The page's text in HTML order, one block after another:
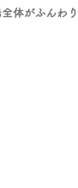
体がふんわ